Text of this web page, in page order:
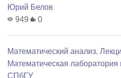
Юрий Белов
949
0
Математический анализ.
Математичеcкая
СПбГУ